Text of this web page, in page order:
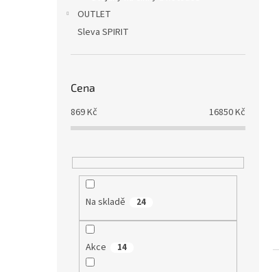
OUTLET
Sleva SPIRIT
Cena
869Kč 16850Kč
Na skladě 24
Akce 14